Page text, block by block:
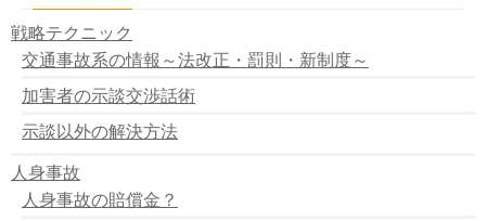
戦略テクニック
交通事故系の情報～法改正・罰則・新制度～
加害者の示談交渉話術
示談以外の解決方法
人身事故
人身事故の賠償金？